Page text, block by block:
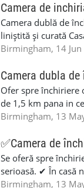
Camera de
Camera dublă de
liniștită și curată
casă nu se
Birmingham, 14
Camera dubla
Ofer spre închiriere
de 1,5 km pana in
magazine în zona
Birmingham, 13
✅Camera de
Se oferă spre
serioasă. ✔ În casă
frigider mic în
Birmingham, 13